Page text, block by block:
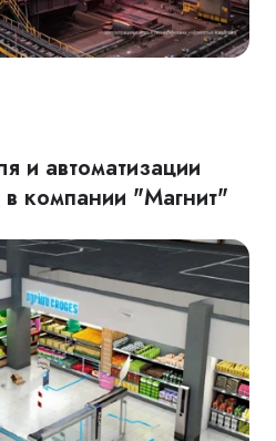
и автоматизации
компании "Магнит"